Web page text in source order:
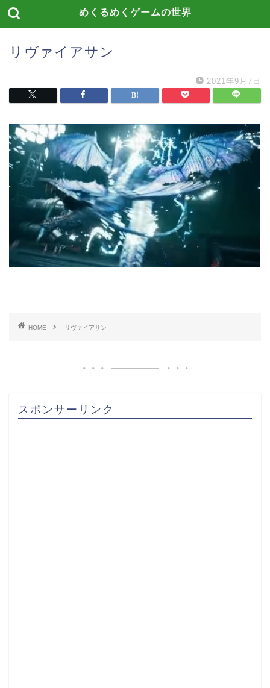
めくるめくゲームの世界
リヴァイアサン
2021年9月7日
HOME リヴァイアサン
スポンサーリンク